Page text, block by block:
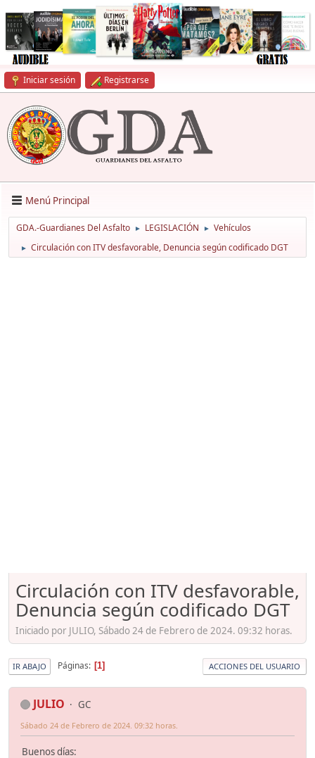
Iniciar sesión Registrarse
Menú Principal
GDA.-Guardianes Del Asfalto ► LEGISLACIÓN ► Vehículos
► Circulación con ITV desfavorable, Denuncia según codificado DGT
Circulación con ITV desfavorable,
Denuncia según codificado DGT
Iniciado por JULIO, Sábado 24 de Febrero de 2024. 09:32 horas.
IR ABAJO Páginas 1 ACCIONES DEL USUARIO
JULIO GC
Sábado 24 de Febrero de 2024. 09:32 horas.
Buenos días: